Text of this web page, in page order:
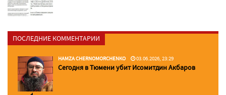
ПОСЛЕДНИЕ КОММЕНТАРИИ
HAMZA CHERNOMORCHENKO 03.06.2026, 23:29
Сегодня в Тюмени убит Исомитдин Акбаров